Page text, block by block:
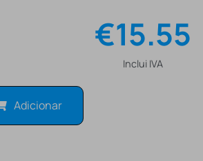
€15.55
Inclui IVA
Adicionar